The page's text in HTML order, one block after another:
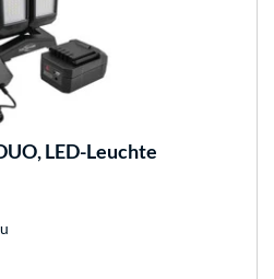
LED-Leuchte